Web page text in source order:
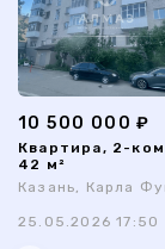
10 500 000 ₽
Квартира, 2-
42 м²
Казань, Карла
25.05.2026 17:50